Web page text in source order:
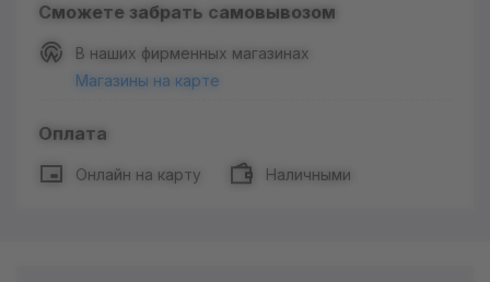
Сможете забрать самовывозом
В наших фирменных магазинах
Магазины на карте
Оплата
Онлайн на карту Наличными